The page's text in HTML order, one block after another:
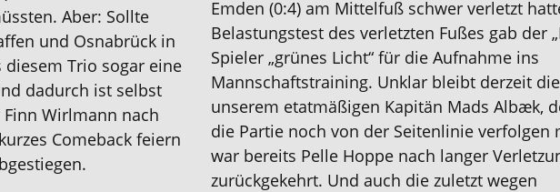
Aber: Sollte
und Osnabrück in
diesem Trio sogar eine
dadurch ist selbst
Wirlmann nach
Comeback feiern
Emden (0:4) am Mittelfuß schwer verletzt
Belastungstest des verletzten Fußes gab der
Spieler „grünes Licht“ für die Aufnahme ins
Mannschaftstraining. Unklar bleibt derzeit
unserem etatmäßigen Kapitän Mads Albæk,
die Partie noch von der Seitenlinie verfolgen
war bereits Pelle Hoppe nach langer
zurückgekehrt. Und auch die zuletzt wegen